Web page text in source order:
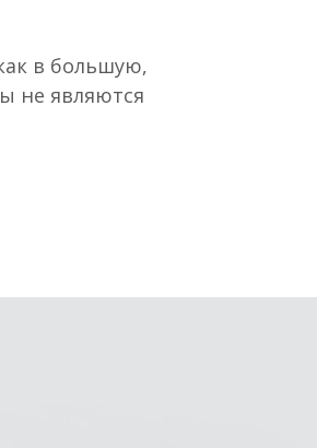
в большую,
не являются